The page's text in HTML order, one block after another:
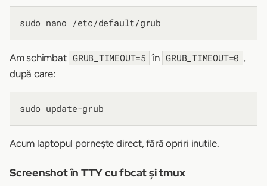
Am schimbat GRUB_TIMEOUT=5 în GRUB_TIMEOUT=0 ,
după care:
Acum laptopul pornește direct, fără opriri inutile.
Screenshot în TTY cu fbcat și tmux